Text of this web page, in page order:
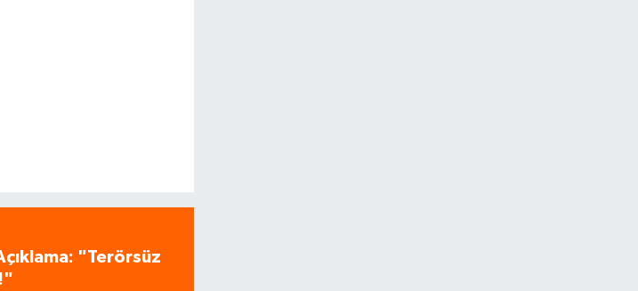
"Terörsüz